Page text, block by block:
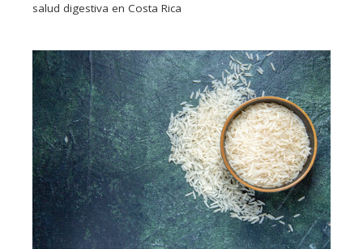
salud digestiva en Costa Rica